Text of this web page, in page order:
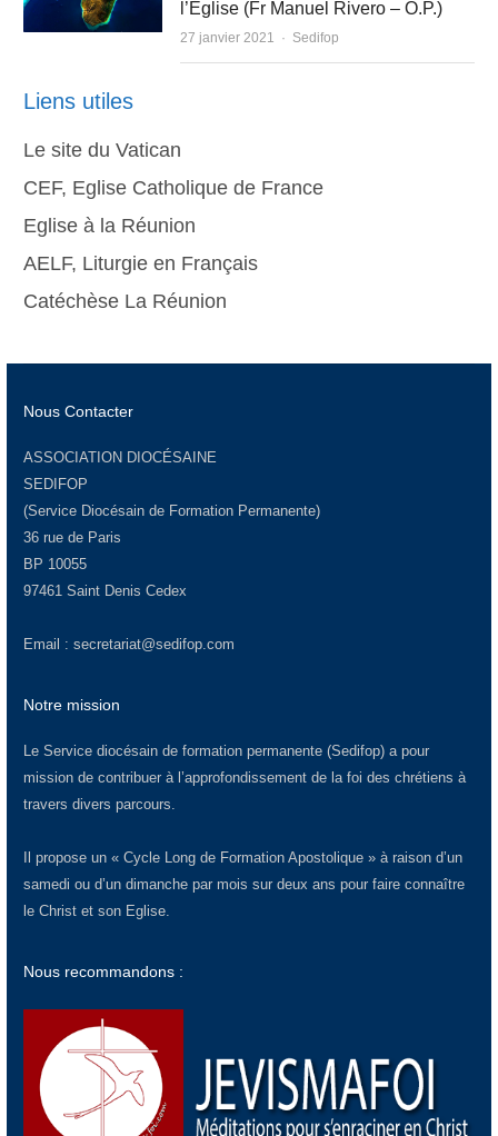
l’Église (Fr Manuel Rivero – O.P.)
27 janvier 2021 Author
Sedifop
Liens utiles
Le site du Vatican
CEF, Eglise Catholique de France
Eglise à la Réunion
AELF, Liturgie en Français
Catéchèse La Réunion
Nous Contacter
ASSOCIATION DIOCÉSAINE
SEDIFOP
(Service Diocésain de Formation Permanente)
36 rue de Paris
BP 10055
97461 Saint Denis Cedex
Email : secretariat@sedifop.com
Notre mission
Le Service diocésain de formation permanente (Sedifop) a pour
mission de contribuer à l’approfondissement de la foi des chrétiens à
travers divers parcours.
Il propose un « Cycle Long de Formation Apostolique » à raison d’un
samedi ou d’un dimanche par mois sur deux ans pour faire connaître
le Christ et son Eglise.
Nous recommandons :